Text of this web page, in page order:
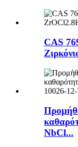
CAS
NbCl...